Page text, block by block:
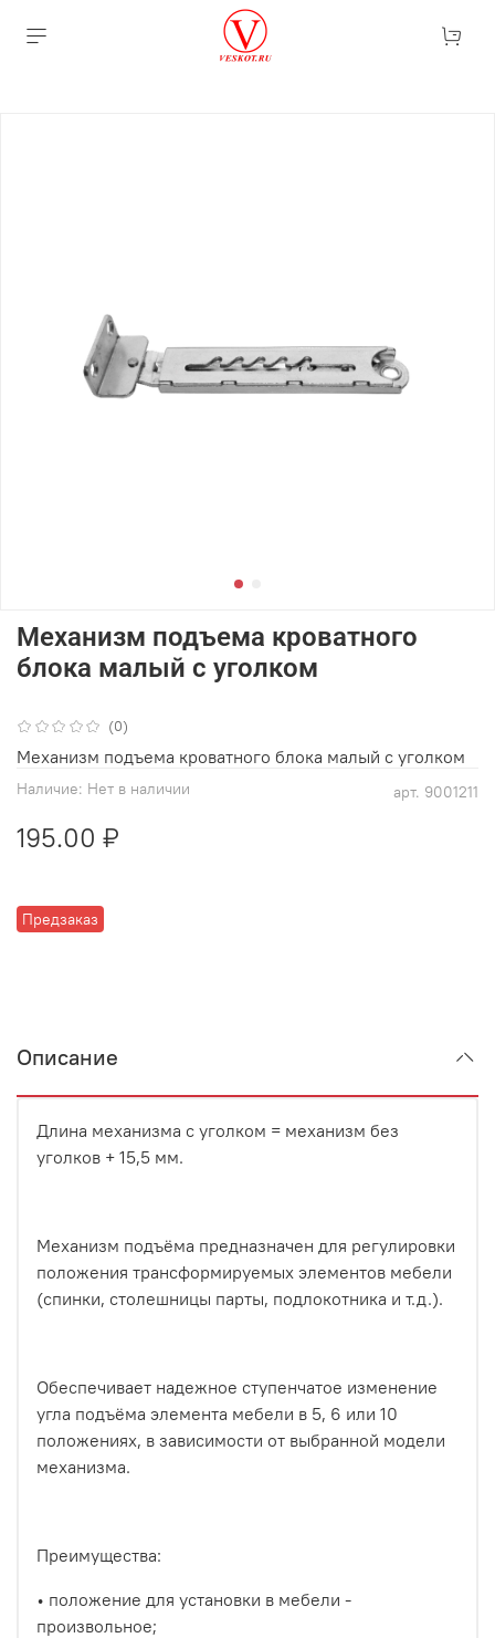
(0)
арт. 9001211
Наличие: Нет в наличии
Предзаказ
Механизм подъема кроватного
блока малый с уголком
195.00 ₽
Механизм подъема кроватного блока малый с уголком
Описание
Длина механизма с уголком = механизм без
уголков + 15,5 мм.
Механизм подъёма предназначен для регулировки
положения трансформируемых элементов мебели
(спинки, столешницы парты, подлокотника и т.д.).
Обеспечивает надежное ступенчатое изменение
угла подъёма элемента мебели в 5, 6 или 10
положениях, в зависимости от выбранной модели
механизма.
Преимущества:
• положение для установки в мебели -
произвольное;